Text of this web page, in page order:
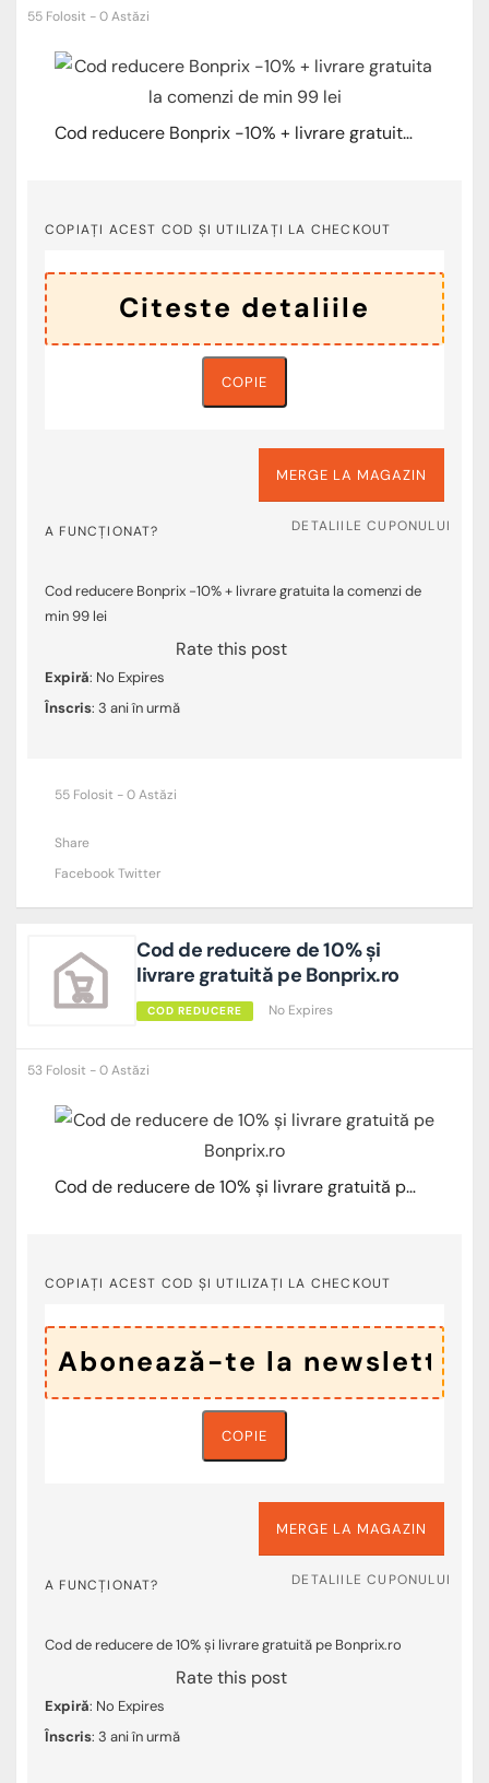
55 Folosit - 0 Astăzi
Cod reducere Bonprix -10% + livrare gratuita la comenzi de min 99 lei
COPIAȚI ACEST COD ȘI UTILIZAȚI LA CHECKOUT
COPIE
MERGE LA MAGAZIN
A FUNCȚIONAT? DETALIILE CUPONULUI
Cod reducere Bonprix -10% + livrare gratuita la comenzi de
min 99 lei
Rate this post
Expiră: No Expires
Înscris: 3 ani în urmă
55 Folosit - 0 Astăzi
Share
FacebookTwitter
Cod de reducere de 10% și
livrare gratuită pe Bonprix.ro
COD REDUCERE No Expires
53 Folosit - 0 Astăzi
Cod de reducere de 10% și livrare gratuită pe Bonprix.ro
COPIAȚI ACEST COD ȘI UTILIZAȚI LA CHECKOUT
COPIE
MERGE LA MAGAZIN
A FUNCȚIONAT? DETALIILE CUPONULUI
Cod de reducere de 10% și livrare gratuită pe Bonprix.ro
Rate this post
Expiră: No Expires
Înscris: 3 ani în urmă